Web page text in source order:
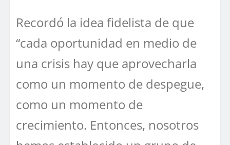
Recordó la idea fidelista de que
“cada oportunidad en medio de
una crisis hay que aprovecharla
como un momento de despegue,
como un momento de
crecimiento. Entonces, nosotros